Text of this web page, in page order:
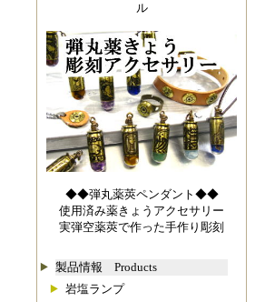
ル
◆◆弾丸薬莢ペンダント◆◆
使用済み薬きょうアクセサリー
実弾空薬莢で作った手作り彫刻
製品情報 Products
岩塩ランプ